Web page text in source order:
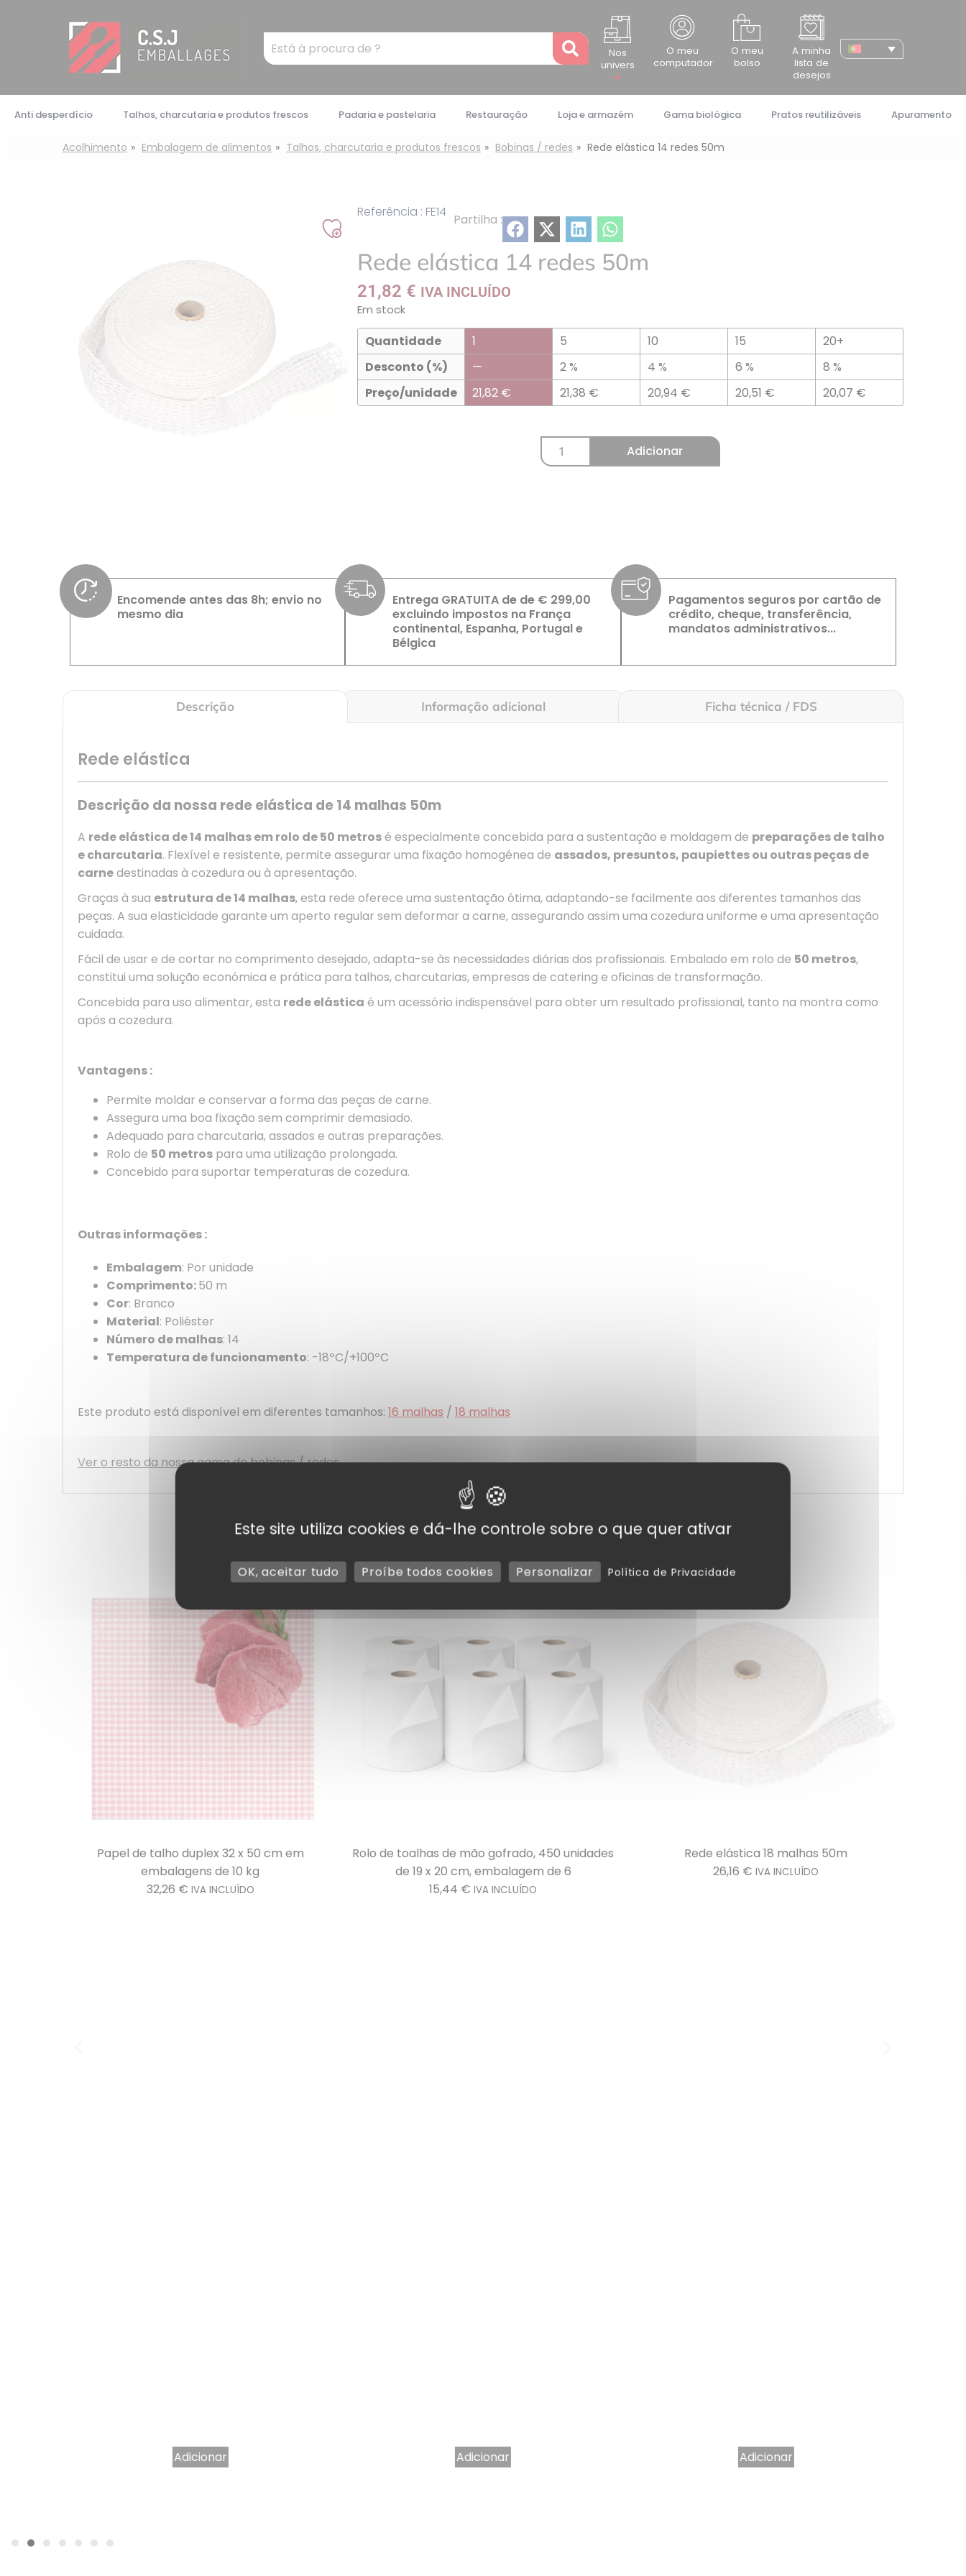
Mots
clés
Rechercher
Nos
univers
O meu
computador
O meu
bolso
A minha
lista de
desejos
Anti desperdício Talhos, charcutaria e produtos frescos Padaria e pastelaria Restauração Loja e armazém Gama biológica Pratos reutilizáveis Apuramento
Acolhimento Embalagem de alimentos Talhos, charcutaria e produtos frescos Bobinas / redes Rede elástica 14 redes 50m
Adicionar
minha
lista
Referência : FE14 Partilha :
Rede elástica 14 redes 50m
21,82 € IVA INCLUÍDO
Em stock
Quantidade
Desconto (%)
Preço/unidade
1
—
21,82 €
5
2 %
21,38 €
10
4 %
20,94 €
15
6 %
20,51 €
20+
8 %
20,07 €
Adicionar
Encomende antes das 8h; envio no
mesmo dia
Entrega GRATUITA de de € 299,00
excluindo impostos na França
continental, Espanha, Portugal e
Bélgica
Pagamentos seguros por cartão de
crédito, cheque, transferência,
mandatos administrativos...
Descrição Informação adicional Ficha técnica / FDS
Rede elástica
Descrição da nossa rede elástica de 14 malhas 50m
A rede elástica de 14 malhas em rolo de 50 metrosé especialmente concebida para a sustentação e moldagem de preparações de talho
e charcutaria. Flexível e resistente, permite assegurar uma fixação homogénea de assados, presuntos, paupiettes ou outras peças de
carnedestinadas à cozedura ou à apresentação.
Graças à sua estrutura de 14 malhas, esta rede oferece uma sustentação ótima, adaptando-se facilmente aos diferentes tamanhos das
peças. A sua elasticidade garante um aperto regular sem deformar a carne, assegurando assim uma cozedura uniforme e uma apresentação
cuidada.
Fácil de usar e de cortar no comprimento desejado, adapta-se às necessidades diárias dos profissionais. Embalado em rolo de 50 metros,
constitui uma solução económica e prática para talhos, charcutarias, empresas de catering e oficinas de transformação.
Concebida para uso alimentar, esta rede elástica é um acessório indispensável para obter um resultado profissional, tanto na montra como
após a cozedura.
Vantagens :
Permite moldar e conservar a forma das peças de carne.
Assegura uma boa fixação sem comprimir demasiado.
Adequado para charcutaria, assados e outras preparações.
Rolo de 50 metros para uma utilização prolongada.
Concebido para suportar temperaturas de cozedura.
Outras informações :
Embalagem: Por unidade
Comprimento:50 m
Cor: Branco
Material: Poliéster
Número de malhas: 14
Temperatura de funcionamento: -18ºC/+100ºC
Este produto está disponível em diferentes tamanhos: 16 malhas / 18 malhas
Ver o resto da nossa gama de bobinas / redes
Papel de talho duplex 32 x 50 cm em
embalagens de 10 kg
32,26 € IVA INCLUÍDO
Adicionar
Rolo de toalhas de mão gofrado, 450 unidades
de 19 x 20 cm, embalagem de 6
15,44 € IVA INCLUÍDO
Adicionar
Rede elástica 18 malhas 50m
26,16 € IVA INCLUÍDO
Adicionar
Este site utiliza cookies e dá-lhe controle sobre o que quer ativar
OK, aceitar tudo Proíbe todos cookies Personalizar Política de Privacidade